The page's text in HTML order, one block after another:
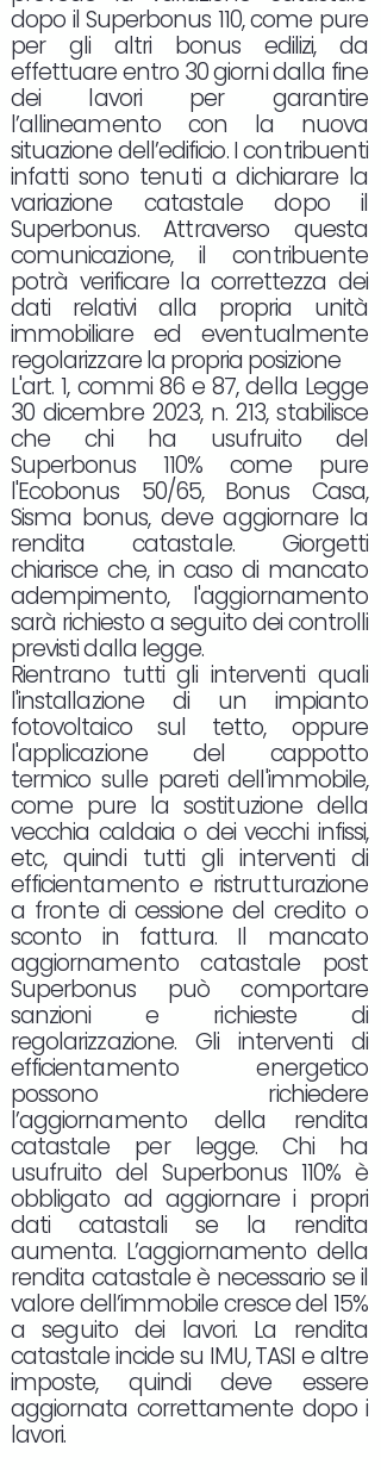
dopo il Superbonus 110, come pure
per gli altri bonus edilizi, da
effettuare entro 30 giorni dalla fine
dei lavori per garantire
l’allineamento con la nuova
situazione dell’edificio. I contribuenti
infatti sono tenuti a dichiarare la
variazione catastale dopo il
Superbonus. Attraverso questa
comunicazione, il contribuente
potrà verificare la correttezza dei
dati relativi alla propria unità
immobiliare ed eventualmente
regolarizzare la propria posizione
L'art. 1, commi 86 e 87, della Legge
30 dicembre 2023, n. 213, stabilisce
che chi ha usufruito del
Superbonus 110% come pure
l'Ecobonus 50/65, Bonus Casa,
Sisma bonus, deve aggiornare la
rendita catastale. Giorgetti
chiarisce che, in caso di mancato
adempimento, l'aggiornamento
sarà richiesto a seguito dei controlli
previsti dalla legge.
Rientrano tutti gli interventi quali
l'installazione di un impianto
fotovoltaico sul tetto, oppure
l'applicazione del cappotto
termico sulle pareti dell'immobile,
come pure la sostituzione della
vecchia caldaia o dei vecchi infissi,
etc, quindi tutti gli interventi di
efficientamento e ristrutturazione
a fronte di cessione del credito o
sconto in fattura. Il mancato
aggiornamento catastale post
Superbonus può comportare
sanzioni e richieste di
regolarizzazione. Gli interventi di
efficientamento energetico
possono richiedere
l’aggiornamento della rendita
catastale per legge. Chi ha
usufruito del Superbonus 110% è
obbligato ad aggiornare i propri
dati catastali se la rendita
aumenta. L’aggiornamento della
rendita catastale è necessario se il
valore dell’immobile cresce del 15%
a seguito dei lavori. La rendita
catastale incide su IMU, TASI e altre
imposte, quindi deve essere
aggiornata correttamente dopo i
lavori.